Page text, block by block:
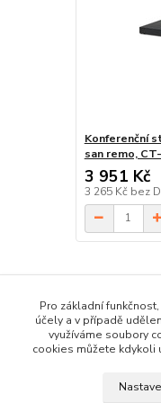
Konferenční
san remo,
3 951 Kč
3 265 Kč bez
Zboží zařazeno v
Stoly
Pro základní
účely a v případě
využíváme soubory
cookies můžete kdykoli